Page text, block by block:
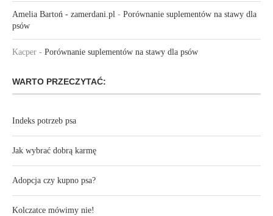
Amelia Bartoń - zamerdani.pl - Porównanie suplementów na stawy dla
psów
Kacper - Porównanie suplementów na stawy dla psów
WARTO PRZECZYTAĆ:
Indeks potrzeb psa
Jak wybrać dobrą karmę
Adopcja czy kupno psa?
Kolczatce mówimy nie!